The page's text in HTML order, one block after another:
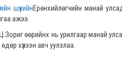
шүүхийнЕрөнхийлөгчийн манай
ажээ.
өөрийнх нь урилгаар манай
хүлээн авч уулзлаа.